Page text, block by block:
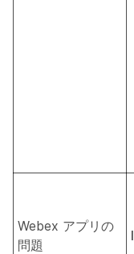
Webex アプリの
問題
I